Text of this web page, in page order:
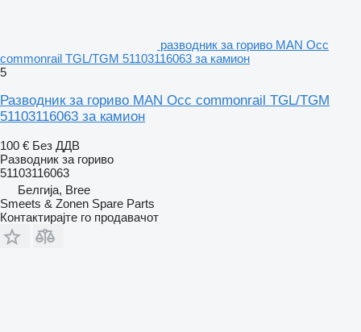
разводник за гориво MAN Occ
commonrail TGL/TGM 51103116063 за камион
5
Разводник за гориво MAN Occ commonrail TGL/TGM
51103116063 за камион
100 € Без ДДВ
Разводник за гориво
51103116063
Белгија, Bree
Smeets & Zonen Spare Parts
Контактирајте го продавачот